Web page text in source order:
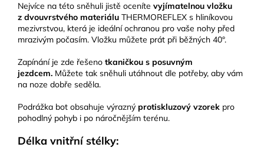
Nejvíce na této sněhuli jistě oceníte vyjímatelnou vložku
z dvouvrstvého materiálu THERMOREFLEX s hliníkovou
mezivrstvou, která je ideální ochranou pro vaše nohy před
mrazivým počasím. Vložku můžete prát při běžných 40°.
Zapínání je zde řešeno tkaničkou s posuvným
jezdcem. Můžete tak sněhuli utáhnout dle potřeby, aby vám
na noze dobře seděla.
Podrážka bot obsahuje výrazný protiskluzový vzorek pro
pohodlný pohyb i po náročnějším terénu.
Délka vnitřní stélky: